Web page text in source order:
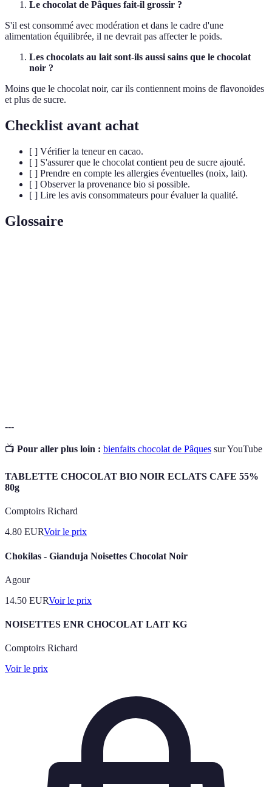
Le chocolat de Pâques fait-il grossir ?
S'il est consommé avec modération et dans le cadre d'une
alimentation équilibrée, il ne devrait pas affecter le poids.
Les chocolats au lait sont-ils aussi sains que le chocolat
noir ?
Moins que le chocolat noir, car ils contiennent moins de flavonoïdes
et plus de sucre.
Checklist avant achat
[ ] Vérifier la teneur en cacao.
[ ] S'assurer que le chocolat contient peu de sucre ajouté.
[ ] Prendre en compte les allergies éventuelles (noix, lait).
[ ] Observer la provenance bio si possible.
[ ] Lire les avis consommateurs pour évaluer la qualité.
Glossaire
---
📺 Pour aller plus loin : bienfaits chocolat de Pâques sur YouTube
TABLETTE CHOCOLAT BIO NOIR ECLATS CAFE 55%
80g
Comptoirs Richard
4.80 EURVoir le prix
Chokilas - Gianduja Noisettes Chocolat Noir
Agour
14.50 EURVoir le prix
NOISETTES ENR CHOCOLAT LAIT KG
Comptoirs Richard
Voir le prix